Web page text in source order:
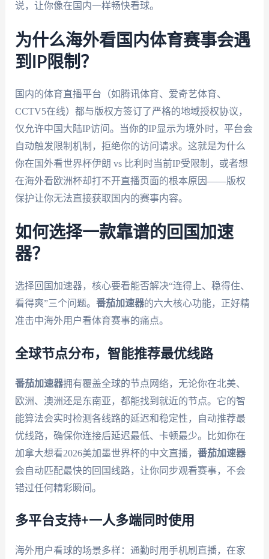
说，让你像在国内一样畅快看球。
为什么海外看国内体育赛事会遇
到IP限制？
国内的体育直播平台（如腾讯体育、爱奇艺体育、
CCTV5在线）都与版权方签订了严格的地域授权协议，
仅允许中国大陆IP访问。当你的IP显示为境外时，平台会
自动触发限制机制，拒绝你的访问请求。这就是为什么
你在国外看世界杯伊朗 vs 比利时当前IP受限制，或者想
在海外看欧洲杯却打不开直播页面的根本原因——版权
保护让你无法直接获取国内的赛事内容。
如何选择一款靠谱的回国加速
器？
选择回国加速器，核心要看能否解决“连得上、稳得住、
看得爽”三个问题。 番茄加速器的六大核心功能，正好精
准击中海外用户看体育赛事的痛点。
全球节点分布，智能推荐最优线路
番茄加速器拥有覆盖全球的节点网络，无论你在北美、
欧洲、澳洲还是东南亚，都能找到就近的节点。它的智
能算法会实时检测各线路的延迟和稳定性，自动推荐最
优线路，确保你连接后延迟最低、卡顿最少。比如你在
加拿大想看2026美加墨世界杯的中文直播， 番茄加速器
会自动匹配最快的回国线路，让你同步观看赛事，不会
错过任何精彩瞬间。
多平台支持+一人多端同时使用
海外用户看球的场景多样：通勤时用手机刷直播，在家